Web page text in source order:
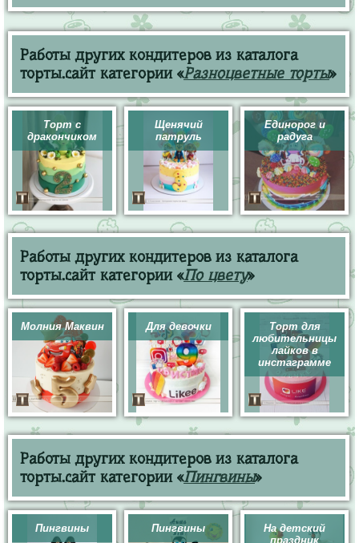
Работы других кондитеров из каталога
торты.сайт категории «Разноцветные торты»
Торт с
дракончиком
Щенячий
патруль
Единорог и
радуга
Работы других кондитеров из каталога
торты.сайт категории «По цвету»
Молния Маквин Для девочки
Торт для
любительницы
лайков в
инстаграмме
Работы других кондитеров из каталога
торты.сайт категории «Пингвины»
Пингвины Пингвины
На детский
праздник